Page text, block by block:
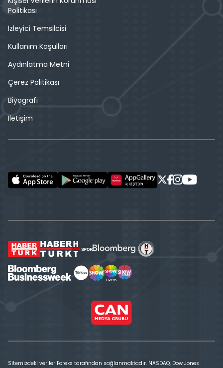
Politikası
İzleyici Temsilcisi
Kullanım Koşulları
Aydınlatma Metni
Çerez Politikası
Biyografi
İletişim
Sitemizdeki veriler Foreks tarafından sağlanmaktadır. NASDAQ, Dow Jones